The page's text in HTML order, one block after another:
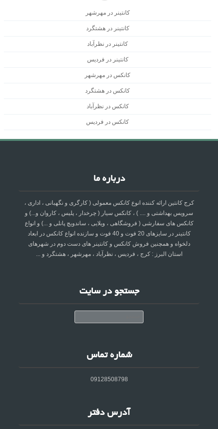
کانتینر در مهرشهر
کانتینر در هشتگرد
کانتینر در نظرآباد
کانتینر در فردیس
کانکس در مهرشهر
کانکس در هشتگرد
کانکس در نظرآباد
کانکس در فردیس
درباره ما
کرج کانتین ارائه کننده انوع کانکس معمولی ( کارگری و نگهبانی ، اداری ،
سرویس بهداشتی و .... ) ، کانکس سیار ( چرخدار ، پلیس ، کاروان و...) و
کانکس های سفارشی ( فروشگاهی ، ویلایی ، ساندویچ پانلی و ...) و انواع
کانتینر در سایزهای 20 فوت و 40 فوت و سازنده انواع کانکس در ابعاد
دلخواه و همچنین فروش کانکس و کانتینر های دست دوم در شهرهای
استان البرز : کرج ، فردیس ، نظرآباد ، مهرشهر ، هشتگرد و ...
جستجو در سایت
شماره تماس
09128508798
آدرس دفتر